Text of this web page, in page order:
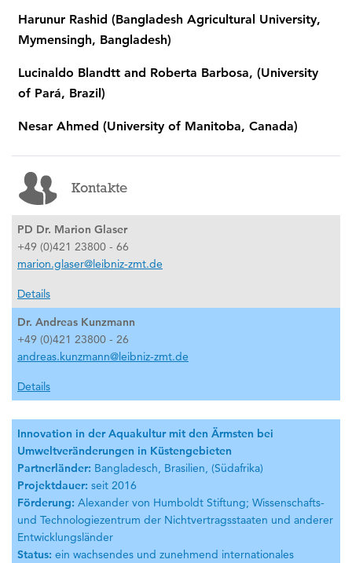
Harunur Rashid (Bangladesh Agricultural University,
Mymensingh, Bangladesh)
Lucinaldo Blandtt and Roberta Barbosa, (University
of Pará, Brazil)
Nesar Ahmed (University of Manitoba, Canada)
Kontakte
PD Dr. Marion Glaser
+49 (0)421 23800 - 66
marion.glaser@leibniz-zmt.de
Details
Dr. Andreas Kunzmann
+49 (0)421 23800 - 26
andreas.kunzmann@leibniz-zmt.de
Details
Innovation in der Aquakultur mit den Ärmsten bei
Umweltveränderungen in Küstengebieten
Partnerländer: Bangladesch, Brasilien, (Südafrika)
Projektdauer: seit 2016
Förderung: Alexander von Humboldt Stiftung; Wissenschafts-
und Technologiezentrum der Nichtvertragsstaaten und anderer
Entwicklungsländer
Status: ein wachsendes und zunehmend internationales